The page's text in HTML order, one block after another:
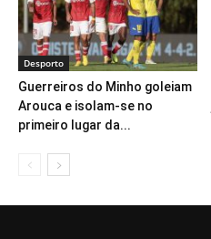
Desporto
Guerreiros do Minho goleiam
Arouca e isolam-se no
primeiro lugar da...